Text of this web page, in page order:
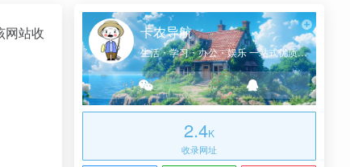
网站收
卡农导航
生活・学习・办公・娱乐 一站式优质网址导航
2.4K
收录网址